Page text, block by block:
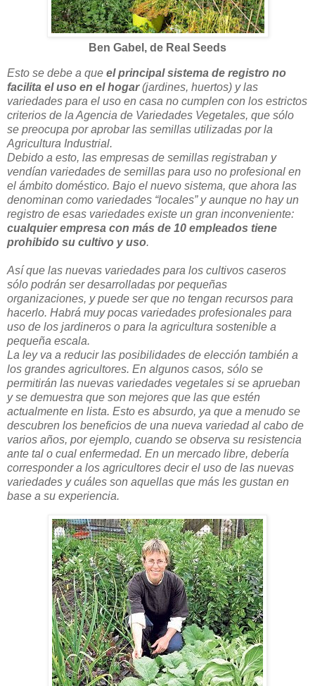
Ben Gabel, de Real Seeds
Esto se debe a que el principal sistema de registro no
facilita el uso en el hogar(jardines, huertos) y las
variedades para el uso en casa no cumplen con los estrictos
criterios de la Agencia de Variedades Vegetales, que sólo
se preocupa por aprobar las semillas utilizadas por la
Agricultura Industrial.
Debido a esto, las empresas de semillas registraban y
vendían variedades de semillas para uso no profesional en
el ámbito doméstico. Bajo el nuevo sistema, que ahora las
denominan como variedades “locales” y aunque no hay un
registro de esas variedades existe un gran inconveniente:
cualquier empresa con más de 10 empleados tiene
prohibido su cultivo y uso.
Así que las nuevas variedades para los cultivos caseros
sólo podrán ser desarrolladas por pequeñas
organizaciones, y puede ser que no tengan recursos para
hacerlo. Habrá muy pocas variedades profesionales para
uso de los jardineros o para la agricultura sostenible a
pequeña escala.
La ley va a reducir las posibilidades de elección también a
los grandes agricultores. En algunos casos, sólo se
permitirán las nuevas variedades vegetales si se aprueban
y se demuestra que son mejores que las que estén
actualmente en lista. Esto es absurdo, ya que a menudo se
descubren los beneficios de una nueva variedad al cabo de
varios años, por ejemplo, cuando se observa su resistencia
ante tal o cual enfermedad. En un mercado libre, debería
corresponder a los agricultores decir el uso de las nuevas
variedades y cuáles son aquellas que más les gustan en
base a su experiencia.